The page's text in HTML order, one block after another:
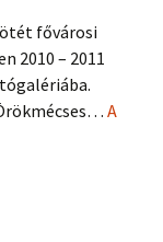
fővárosi
2010 – 2011
A